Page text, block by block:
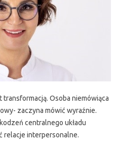
Osoba niemówiąca
zaczyna mówić wyraźnie.
centralnego układu
relacje interpersonalne.